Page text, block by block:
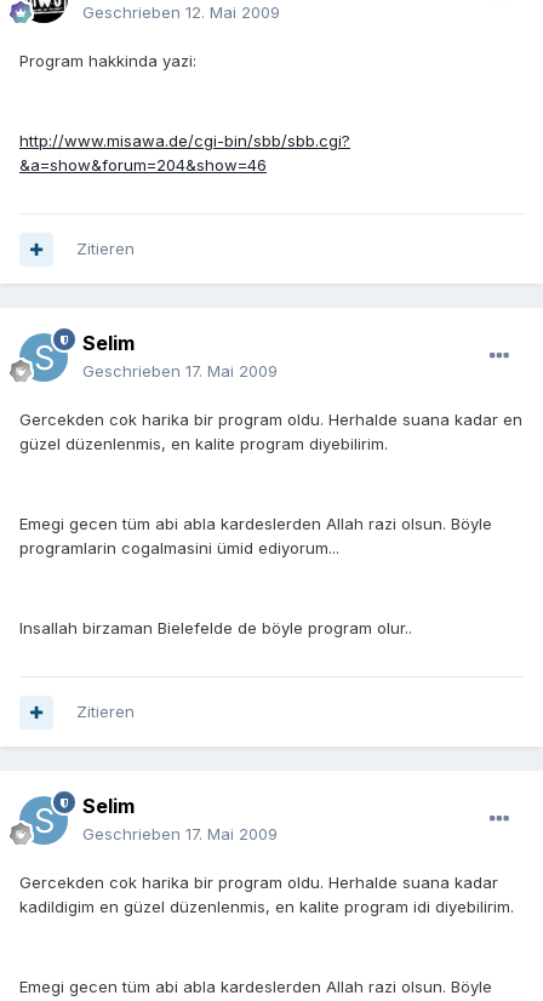
Geschrieben 12. Mai 2009
Program hakkinda yazi:
http://www.misawa.de/cgi-bin/sbb/sbb.cgi?
&a=show&forum=204&show=46
Zitieren
Selim
Geschrieben 17. Mai 2009
Gercekden cok harika bir program oldu. Herhalde suana kadar en
güzel düzenlenmis, en kalite program diyebilirim.
Emegi gecen tüm abi abla kardeslerden Allah razi olsun. Böyle
programlarin cogalmasini ümid ediyorum...
Insallah birzaman Bielefelde de böyle program olur..
Zitieren
Selim
Geschrieben 17. Mai 2009
Gercekden cok harika bir program oldu. Herhalde suana kadar
kadildigim en güzel düzenlenmis, en kalite program idi diyebilirim.
Emegi gecen tüm abi abla kardeslerden Allah razi olsun. Böyle